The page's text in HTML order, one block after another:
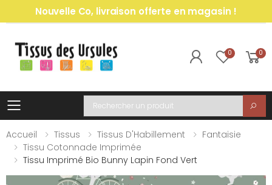
Nouvelle Co, livraison offerte en magasin !
0 0
Toggle mobile menu
Recherche
Accueil
Tissus Tissus D'Habillement
Fantaisie
Tissu Cotonnade Imprimée
Tissu Imprimé Bio Bunny Lapin Fond Vert